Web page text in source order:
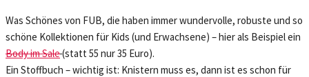
Was Schönes von FUB, die haben immer wundervolle, robuste und so
schöne Kollektionen für Kids (und Erwachsene) – hier als Beispiel ein
Body im Sale(statt 55 nur 35 Euro).
Ein Stoffbuch – wichtig ist: Knistern muss es, dann ist es schon für